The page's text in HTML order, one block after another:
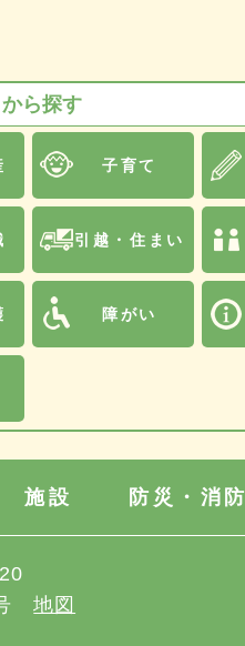
ら探す
子育て
引越・住まい
障がい
施設 防災・消防
号地図